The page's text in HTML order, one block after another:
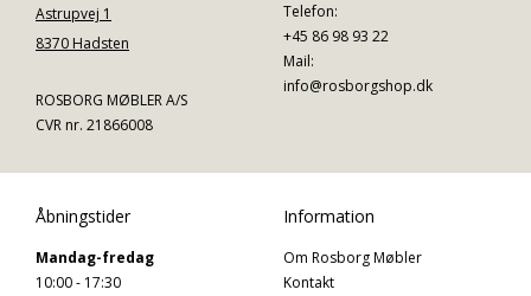
Astrupvej 1
8370 Hadsten
ROSBORG MØBLER A/S
CVR nr. 21866008
Telefon:
+45 86 98 93 22
Mail:
info@rosborgshop.dk
Åbningstider
Mandag-fredag
10:00 - 17:30
Information
Om Rosborg Møbler
Kontakt